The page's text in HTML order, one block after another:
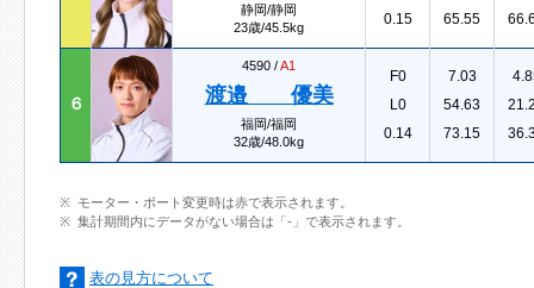
静岡/静岡
23歳/45.5kg
0.15
65.55
６
4590 /A1
渡邉 優美
福岡/福岡
32歳/48.0kg
F0
L0
0.14
7.03
54.63
73.15
モーター・ボート変更時は赤で表示されます。
集計期間内にデータがない場合は「-」で表示されます。
表の見方について